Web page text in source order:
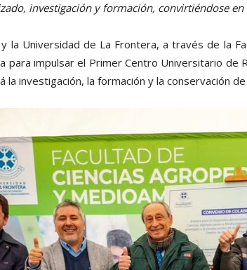
investigación y formación, convirtiéndose
la Universidad de La Frontera, a través de la
para impulsar el Primer Centro Universitario de
la investigación, la formación y la conservación